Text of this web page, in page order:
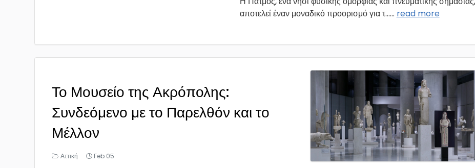
αποτελεί έναν μοναδικό προορισμό για τ...... read more
Το Μουσείο της Ακρόπολης:
Συνδεόμενο με το Παρελθόν και το
Μέλλον
Αττική Feb 05